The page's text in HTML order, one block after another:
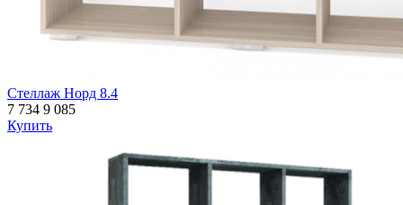
Стеллаж Норд 8.4
7 734 9 085
Купить